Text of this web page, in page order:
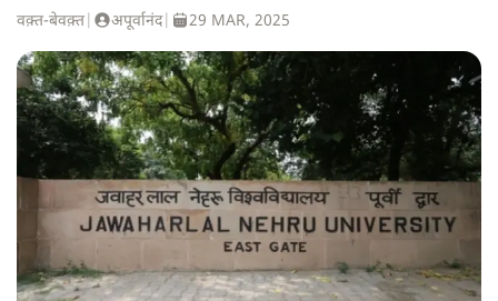
वक़्त-बेवक़्त अपूर्वानंद| 29 MAR, 2025